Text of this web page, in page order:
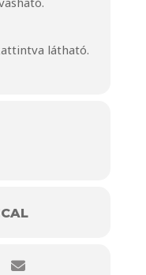
látható.